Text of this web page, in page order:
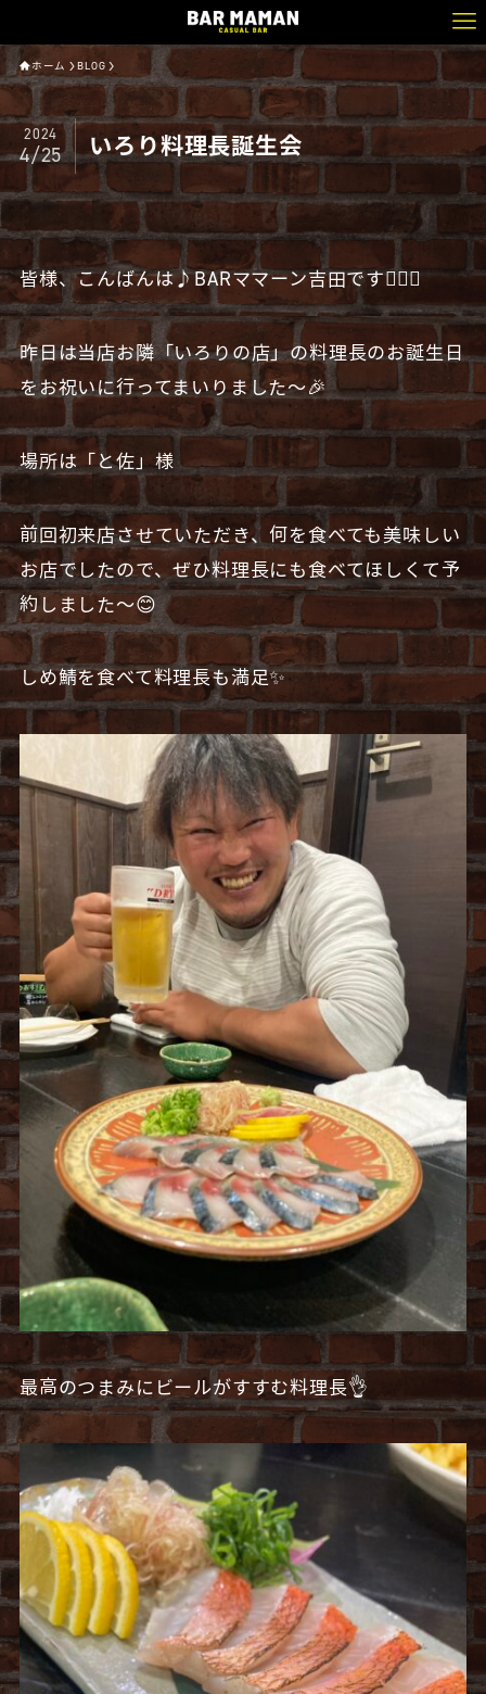
ホーム BLOG
いろり料理長誕生会
2024
4/25
皆様、こんばんは♪BARママーン吉田です🧔🏻‍♂️
昨日は当店お隣「いろりの店」の料理長のお誕生日
をお祝いに行ってまいりました〜🎉
場所は「と佐」様
前回初来店させていただき、何を食べても美味しい
お店でしたので、ぜひ料理長にも食べてほしくて予
約しました〜😊
しめ鯖を食べて料理長も満足✨
最高のつまみにビールがすすむ料理長👌